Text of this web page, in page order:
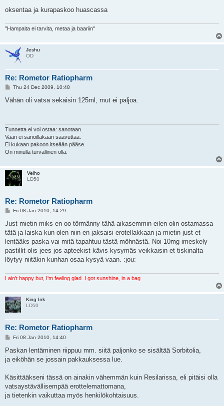
oksentaa ja kurapaskoo huascassa
"Hampaita ei tarvita, metaa ja baariin"
Jeshu
OD
Re: Rometor Ratiopharm
P
s
Thu 24 Dec 2009, 10:48
Vähän oli vatsa sekaisin 125ml, mut ei paljoa.
Tunnetta ei voi ostaa: sanotaan.
Vaan ei sanoillakaan saavuttaa.
Ei kukaan pakoon itseään pääse.
On minulla turvallinen olla.
Velho
LD50
Re: Rometor Ratiopharm
P
s
Fri 08 Jan 2010, 14:29
Just mietin miks en oo törmänny tähä aikasemmin eilen olin ostamassa
tätä ja laiska kun olen niin en jaksaisi erotellakkaan ja mietin just et
lentääks paska vai mitä tapahtuu tästä möhnästä. Noi 10mg imeskely
pastillit olis jees jos apteekist kävis kysymäs veikkaisin et tiskinalta
löytyy niitäkin kunhan osaa kysyä vaan. :jou:
I ain't happy but, I'm feeling glad. I got sunshine, in a bag
King Ink
LD50
Re: Rometor Ratiopharm
P
s
Fri 08 Jan 2010, 14:40
Paskan lentäminen riippuu mm. siitä paljonko se sisältää Sorbitolia,
ja eiköhän se jossain pakkauksessa lue.
Käsittääkseni tässä on ainakin vähemmän kuin Resilarissa, eli pitäisi olla
vatsaystävällisempää erottelemattomana,
ja tietenkin vaikuttaa myös henkilökohtaisuus.